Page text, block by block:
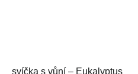
svíčka s vůní – Eukalyptus